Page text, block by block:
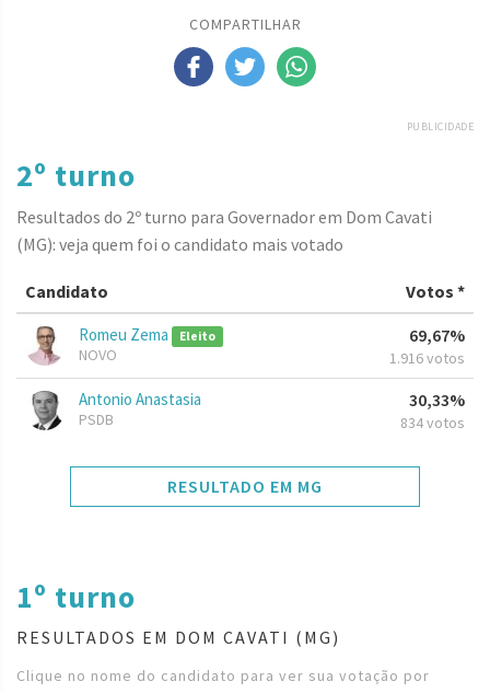
COMPARTILHAR
PUBLICIDADE
2º turno
Resultados do 2º turno para Governador em Dom Cavati
(MG): veja quem foi o candidato mais votado
Candidato Votos *
Romeu Zema Eleito
NOVO
69,67%
1.916 votos
Antonio Anastasia
PSDB
30,33%
834 votos
RESULTADO EM MG
1º turno
RESULTADOS EM DOM CAVATI (MG)
Clique no nome do candidato para ver sua votação por